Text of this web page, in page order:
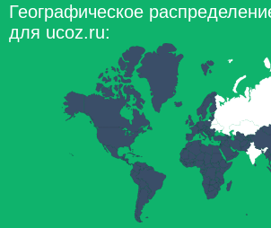
Географическое
для ucoz.ru: